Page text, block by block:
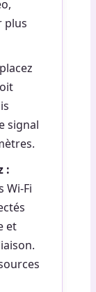
plus
placez
signal
:
Wi-Fi
et